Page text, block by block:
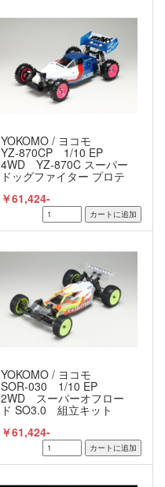
YOKOMO / ヨコモ
YZ-870CP 1/10 EP
4WD YZ-870C スーパー
ドッグファイター プロテ
ック 4 ボディ付 組立キ
ット
￥61,424-
YOKOMO / ヨコモ
SOR-030 1/10 EP
2WD スーパーオフロー
ド SO3.0 組立キット
￥61,424-